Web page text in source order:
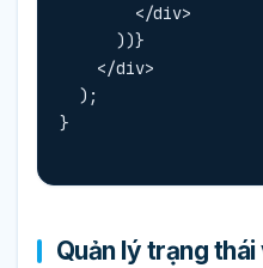
}
Quản lý trạng